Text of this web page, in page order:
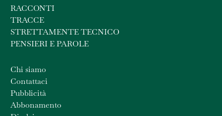
RACCONTI
TRACCE
STRETTAMENTE TECNICO
PENSIERI E PAROLE
Chi siamo
Contattaci
Pubblicità
Abbonamento